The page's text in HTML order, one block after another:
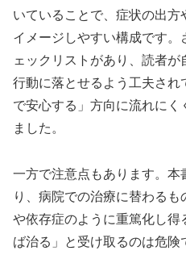
いていることで、症状の出
イメージしやすい構成です
ェックリストがあり、読者
行動に落とせるよう工夫さ
で安心する」方向に流れに
ました。
一方で注意点もあります。本
り、病院での治療に替わる
や依存症のように重篤化し
ば治る」と受け取るのは危